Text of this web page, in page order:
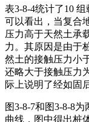
表3-8-4统计了10
可以看出，当复合
压力高于天然土承
力。其原因是由于
然土的接触压力小
还略大于接触压力
际上说明了经如固
图3-8-7和图3-8-8
曲线，图中得出桩